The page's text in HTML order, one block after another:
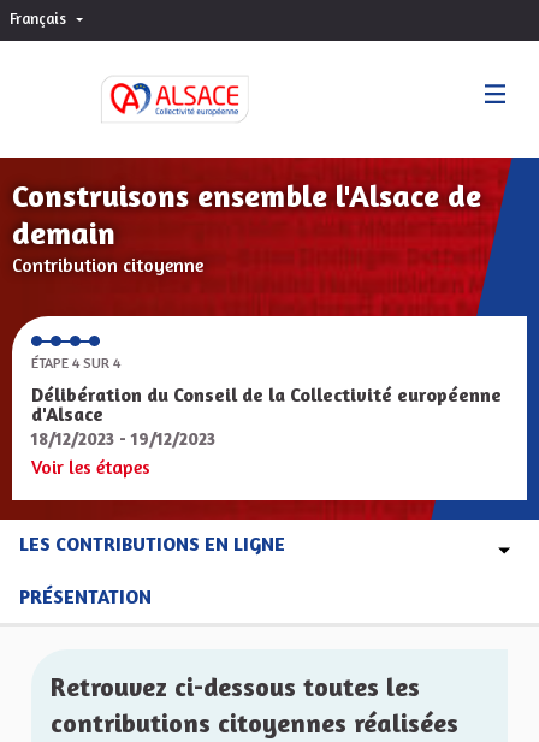
Français Choisir la langue
Construisons ensemble l'Alsace de
demain
Contribution citoyenne
ÉTAPE 4 SUR 4
Délibération du Conseil de la Collectivité européenne
d'Alsace
18/12/2023 - 19/12/2023
Voir les étapes
LES CONTRIBUTIONS EN LIGNE
PRÉSENTATION
Retrouvez ci-dessous toutes les
contributions citoyennes réalisées